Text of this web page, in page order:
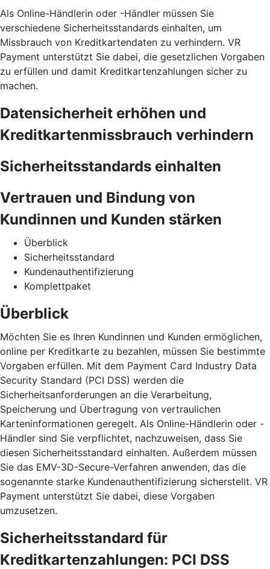
Als Online-Händlerin oder -Händler müssen Sie
verschiedene Sicherheitsstandards einhalten, um
Missbrauch von Kreditkartendaten zu verhindern. VR
Payment unterstützt Sie dabei, die gesetzlichen Vorgaben
zu erfüllen und damit Kreditkartenzahlungen sicher zu
machen.
Datensicherheit erhöhen und
Kreditkartenmissbrauch verhindern
Sicherheitsstandards einhalten
Vertrauen und Bindung von
Kundinnen und Kunden stärken
Überblick
Sicherheitsstandard
Kundenauthentifizierung
Komplettpaket
Überblick
Möchten Sie es Ihren Kundinnen und Kunden ermöglichen,
online per Kreditkarte zu bezahlen, müssen Sie bestimmte
Vorgaben erfüllen. Mit dem Payment Card Industry Data
Security Standard (PCI DSS) werden die
Sicherheitsanforderungen an die Verarbeitung,
Speicherung und Übertragung von vertraulichen
Karteninformationen geregelt. Als Online-Händlerin oder -
Händler sind Sie verpflichtet, nachzuweisen, dass Sie
diesen Sicherheitsstandard einhalten. Außerdem müssen
Sie das EMV-3D-Secure-Verfahren anwenden, das die
sogenannte starke Kundenauthentifizierung sicherstellt. VR
Payment unterstützt Sie dabei, diese Vorgaben
umzusetzen.
Sicherheitsstandard für
Kreditkartenzahlungen: PCI DSS